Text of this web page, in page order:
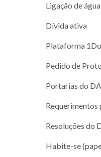
Ligação de
Dívida ativa
Plataforma
Pedido de
Portarias do
Requerimentos
Resoluções do
Habite-se